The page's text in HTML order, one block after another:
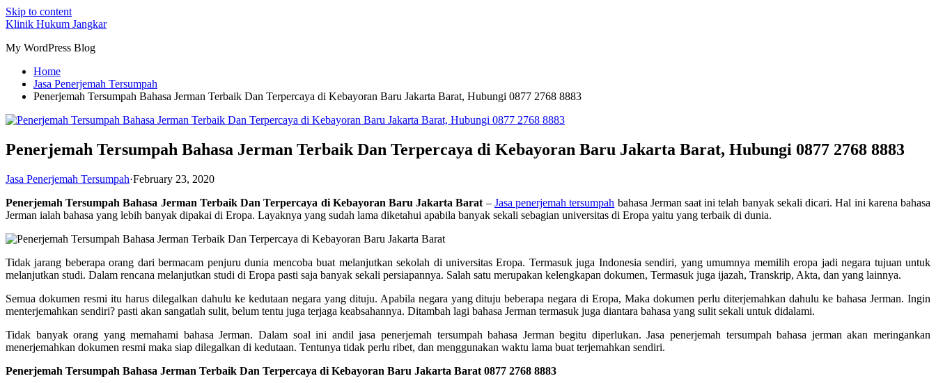
Skip to content
Klinik Hukum Jangkar
My WordPress Blog
Home
Jasa Penerjemah Tersumpah
Penerjemah Tersumpah Bahasa Jerman Terbaik Dan Terpercaya di Kebayoran Baru Jakarta Barat, Hubungi 0877 2768 8883
Penerjemah Tersumpah Bahasa Jerman Terbaik Dan Terpercaya di Kebayoran Baru Jakarta Barat, Hubungi 0877 2768 8883
Jasa Penerjemah Tersumpah·February 23, 2020
Penerjemah Tersumpah Bahasa Jerman Terbaik Dan Terpercaya di Kebayoran Baru Jakarta Barat – Jasa penerjemah tersumpah bahasa Jerman saat ini telah banyak sekali dicari. Hal ini karena bahasa
Jerman ialah bahasa yang lebih banyak dipakai di Eropa. Layaknya yang sudah lama diketahui apabila banyak sekali sebagian universitas di Eropa yaitu yang terbaik di dunia.
Tidak jarang beberapa orang dari bermacam penjuru dunia mencoba buat melanjutkan sekolah di universitas Eropa. Termasuk juga Indonesia sendiri, yang umumnya memilih eropa jadi negara tujuan untuk
melanjutkan studi. Dalam rencana melanjutkan studi di Eropa pasti saja banyak sekali persiapannya. Salah satu merupakan kelengkapan dokumen, Termasuk juga ijazah, Transkrip, Akta, dan yang lainnya.
Semua dokumen resmi itu harus dilegalkan dahulu ke kedutaan negara yang dituju. Apabila negara yang dituju beberapa negara di Eropa, Maka dokumen perlu diterjemahkan dahulu ke bahasa Jerman. Ingin
menterjemahkan sendiri? pasti akan sangatlah sulit, belum tentu juga terjaga keabsahannya. Ditambah lagi bahasa Jerman termasuk juga diantara bahasa yang sulit sekali untuk didalami.
Tidak banyak orang yang memahami bahasa Jerman. Dalam soal ini andil jasa penerjemah tersumpah bahasa Jerman begitu diperlukan. Jasa penerjemah tersumpah bahasa jerman akan meringankan
menerjemahkan dokumen resmi maka siap dilegalkan di kedutaan. Tentunya tidak perlu ribet, dan menggunakan waktu lama buat terjemahkan sendiri.
Penerjemah Tersumpah Bahasa Jerman Terbaik Dan Terpercaya di Kebayoran Baru Jakarta Barat 0877 2768 8883